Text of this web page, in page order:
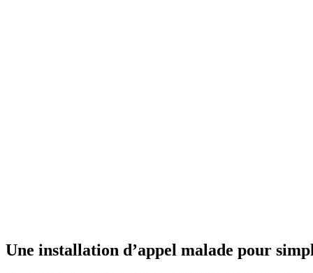
Une installation d’appel malade pour